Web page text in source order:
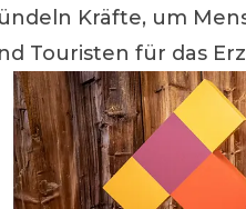
Kräfte, um
Touristen für das